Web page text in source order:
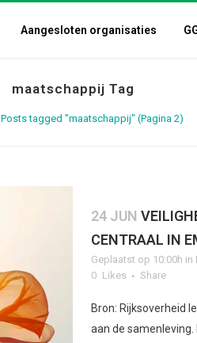
Aangesloten organisaties
maatschappij Tag
Posts tagged "maatschappij" (Pagina 2)
24 JUN
CENTRAAL IN
Geplaatst op 10:00h in
0 Likes Share
Bron: Rijksoverheid
aan de